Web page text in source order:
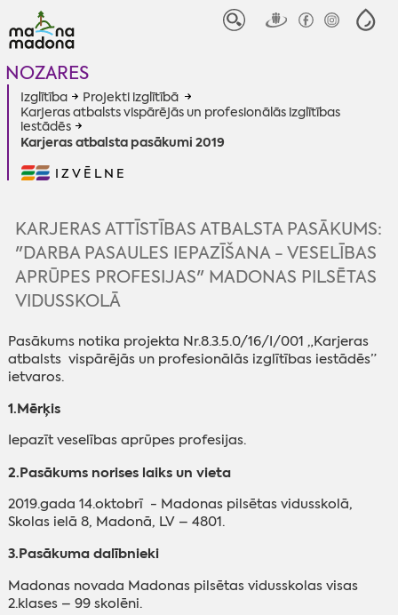
NOZARES
Izglītība
Projekti izglītībā
Karjeras atbalsts vispārējās un profesionālās izglītības
iestādēs
Karjeras atbalsta pasākumi 2019
IZVĒLNE
KARJERAS ATTĪSTĪBAS ATBALSTA PASĀKUMS:
"DARBA PASAULES IEPAZĪŠANA - VESELĪBAS
APRŪPES PROFESIJAS" MADONAS PILSĒTAS
VIDUSSKOLĀ
Pasākums notika projekta Nr.8.3.5.0/16/I/001 „Karjeras
atbalsts vispārējās un profesionālās izglītības iestādēs”
ietvaros.
1.Mērķis
Iepazīt veselības aprūpes profesijas.
2.Pasākums norises laiks un vieta
2019.gada 14.oktobrī - Madonas pilsētas vidusskolā,
Skolas ielā 8, Madonā, LV – 4801.
3.Pasākuma dalībnieki
Madonas novada Madonas pilsētas vidusskolas visas
2.klases – 99 skolēni.